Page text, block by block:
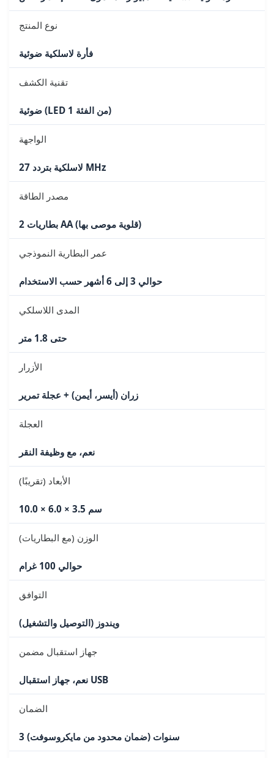
نوع المنتج
فأرة لاسلكية ضوئية
تقنية الكشف
ضوئية (LED من الفئة 1)
الواجهة
لاسلكية بتردد 27 MHz
مصدر الطاقة
2 بطاريات AA (قلوية موصى بها)
عمر البطارية النموذجي
حوالي 3 إلى 6 أشهر حسب الاستخدام
المدى اللاسلكي
حتى 1.8 متر
الأزرار
زران (أيسر، أيمن) + عجلة تمرير
العجلة
نعم، مع وظيفة النقر
الأبعاد (تقريبًا)
10.0 × 6.0 × 3.5 سم
الوزن (مع البطاريات)
حوالي 100 غرام
التوافق
ويندوز (التوصيل والتشغيل)
جهاز استقبال مضمن
نعم، جهاز استقبال USB
الضمان
3 سنوات (ضمان محدود من مايكروسوفت)